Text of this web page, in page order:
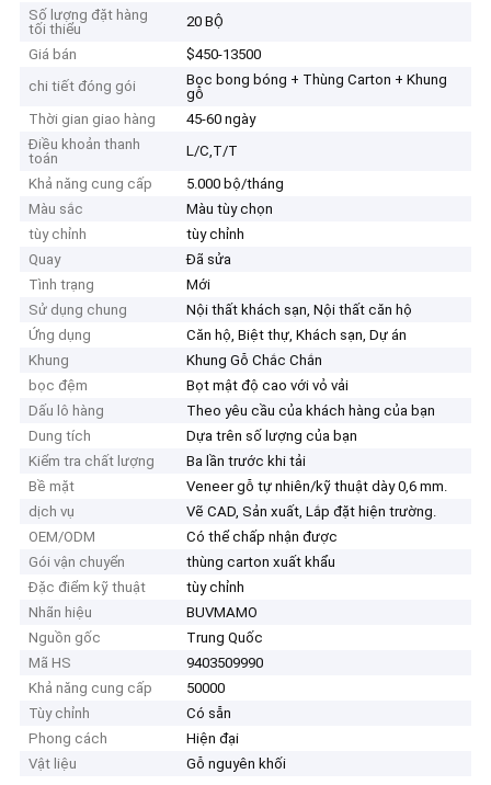
Số lượng đặt hàng
tối thiểu
20 BỘ
Giá bán
$450-13500
chi tiết đóng gói
Bọc bong bóng + Thùng Carton + Khung
gỗ
Thời gian giao hàng
45-60 ngày
Điều khoản thanh
toán
L/C,T/T
Khả năng cung cấp
5.000 bộ/tháng
Màu sắc
Màu tùy chọn
tùy chỉnh
tùy chỉnh
Quay
Đã sửa
Tình trạng
Mới
Sử dụng chung
Nội thất khách sạn, Nội thất căn hộ
Ứng dụng
Căn hộ, Biệt thự, Khách sạn, Dự án
Khung
Khung Gỗ Chắc Chắn
bọc đệm
Bọt mật độ cao với vỏ vải
Dấu lô hàng
Theo yêu cầu của khách hàng của bạn
Dung tích
Dựa trên số lượng của bạn
Kiểm tra chất lượng
Ba lần trước khi tải
Bề mặt
Veneer gỗ tự nhiên/kỹ thuật dày 0,6 mm.
dịch vụ
Vẽ CAD, Sản xuất, Lắp đặt hiện trường.
OEM/ODM
Có thể chấp nhận được
Gói vận chuyển
thùng carton xuất khẩu
Đặc điểm kỹ thuật
tùy chỉnh
Nhãn hiệu
BUVMAMO
Nguồn gốc
Trung Quốc
Mã HS
9403509990
Khả năng cung cấp
50000
Tùy chỉnh
Có sẵn
Phong cách
Hiện đại
Vật liệu
Gỗ nguyên khối